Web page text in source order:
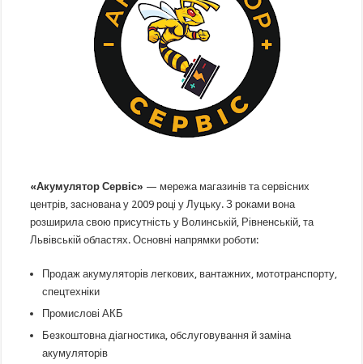
«Акумулятор Сервіс» — мережа магазинів та сервісних
центрів, заснована у 2009 році у Луцьку. З роками вона
розширила свою присутність у Волинській, Рівненській, та
Львівській областях. Основні напрямки роботи:
Продаж акумуляторів легкових, вантажних, мототранспорту,
спецтехніки
Промислові АКБ
Безкоштовна діагностика, обслуговування й заміна
акумуляторів